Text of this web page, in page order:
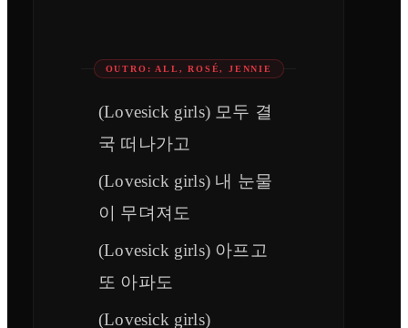
OUTRO: ALL, ROSÉ, JENNIE
(Lovesick girls) 모두 결
국 떠나가고
(Lovesick girls) 내 눈물
이 무뎌져도
(Lovesick girls) 아프고
또 아파도
(Lovesick girls)